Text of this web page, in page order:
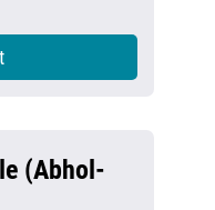
(Abhol-